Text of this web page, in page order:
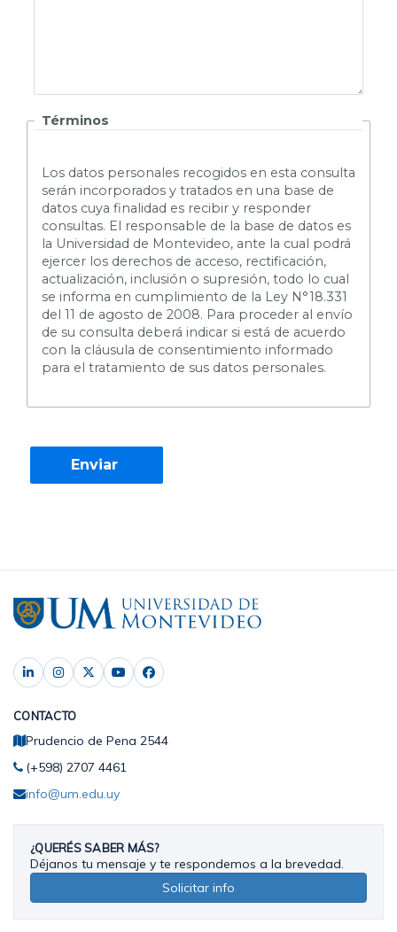
Términos
Los datos personales recogidos en esta consulta
serán incorporados y tratados en una base de
datos cuya finalidad es recibir y responder
consultas. El responsable de la base de datos es
la Universidad de Montevideo, ante la cual podrá
ejercer los derechos de acceso, rectificación,
actualización, inclusión o supresión, todo lo cual
se informa en cumplimiento de la Ley N°18.331
del 11 de agosto de 2008. Para proceder al envío
de su consulta deberá indicar si está de acuerdo
con la cláusula de consentimiento informado
para el tratamiento de sus datos personales.
CONTACTO
Prudencio de Pena 2544
(+598) 2707 4461
info@um.edu.uy
¿QUERÉS SABER MÁS?
Déjanos tu mensaje y te respondemos a la brevedad.
Solicitar info